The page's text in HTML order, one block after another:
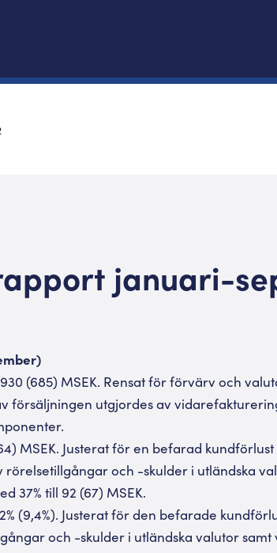
januari-
(685) MSEK. Rensat för förvärv och
försäljningen utgjordes av
MSEK. Justerat för en befarad kundförlust
och -skulder i utländska
37% till 92 (67) MSEK.
(9,4%). Justerat för den befarade
och -skulder i utländska valutor